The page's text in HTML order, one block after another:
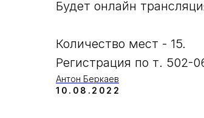
Будет онлайн
Количество мест - 15.
Регистрация по т. 502-
Антон Беркаев
10.08.2022